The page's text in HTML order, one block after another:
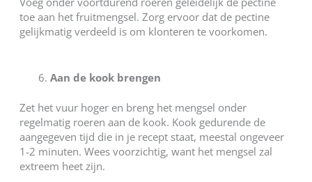
toe aan het fruitmengsel. Zorg ervoor dat de pectine
gelijkmatig verdeeld is om klonteren te voorkomen.
Aan de kook brengen
Zet het vuur hoger en breng het mengsel onder
regelmatig roeren aan de kook. Kook gedurende de
aangegeven tijd die in je recept staat, meestal ongeveer
1-2 minuten. Wees voorzichtig, want het mengsel zal
extreem heet zijn.